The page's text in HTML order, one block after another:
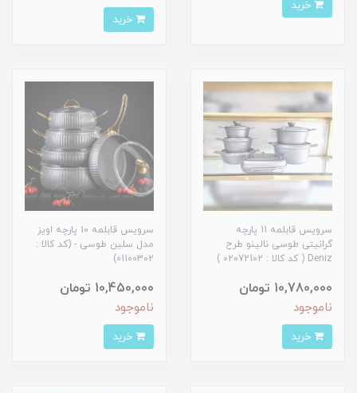
سرویس قابلمه 11 پارچه
گرانیتی طوسی نالینو طرح
Deniz ( کد کالا : 02072102 )
10,780,000 تومان
ناموجود
سرویس قابلمه 10 پارچه اویز
مدل سلین طوسی - (کد کالا :
01100302)
10,450,000 تومان
ناموجود